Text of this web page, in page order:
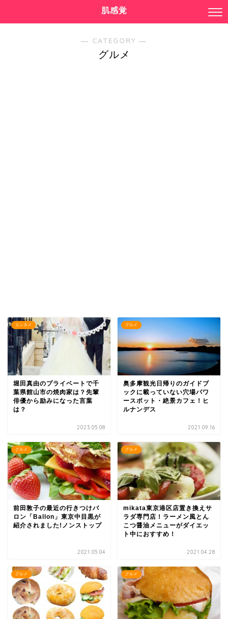
肌感覚
― CATEGORY ―
グルメ
エンタメ
堀田真由のプライベートで千
葉県館山市の焼肉家は？先輩
俳優から励みになった言葉
は？
2023.05.08
グルメ
奥多摩観光日帰りのガイドブ
ックに載っていない穴場パワ
ースポット・絶景カフェ！ヒ
ルナンデス
2021.09.16
グルメ
前田敦子の最近の行きつけバ
ロン「Ballon」東京中目黒が
紹介されました!ノンストップ
2021.05.04
グルメ
mikata東京港区店置き換えサ
ラダ専門店！ラーメン風とん
こつ醤油メニューがダイエッ
ト中におすすめ！
2021.04.28
グルメ グルメ